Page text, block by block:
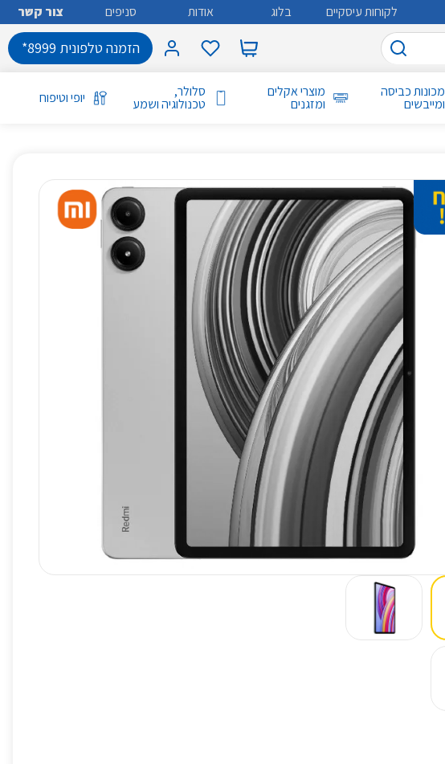
לקוחות עיסקיים בלוג אודות סניפים צור קשר
הזמנה טלפונית 8999*
מכונות כביסה
ומייבשים
מוצרי אקלים
ומזגנים
סלולר,
טכנולוגיה ושמע יופי וטיפוח